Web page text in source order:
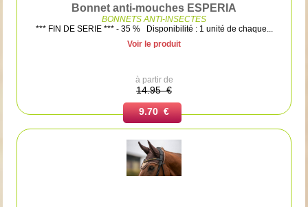
Bonnet anti-mouches ESPERIA
BONNETS ANTI-INSECTES
*** FIN DE SERIE *** - 35 % Disponibilité : 1 unité de chaque...
Voir le produit
à partir de
14.95 €
9.70 €